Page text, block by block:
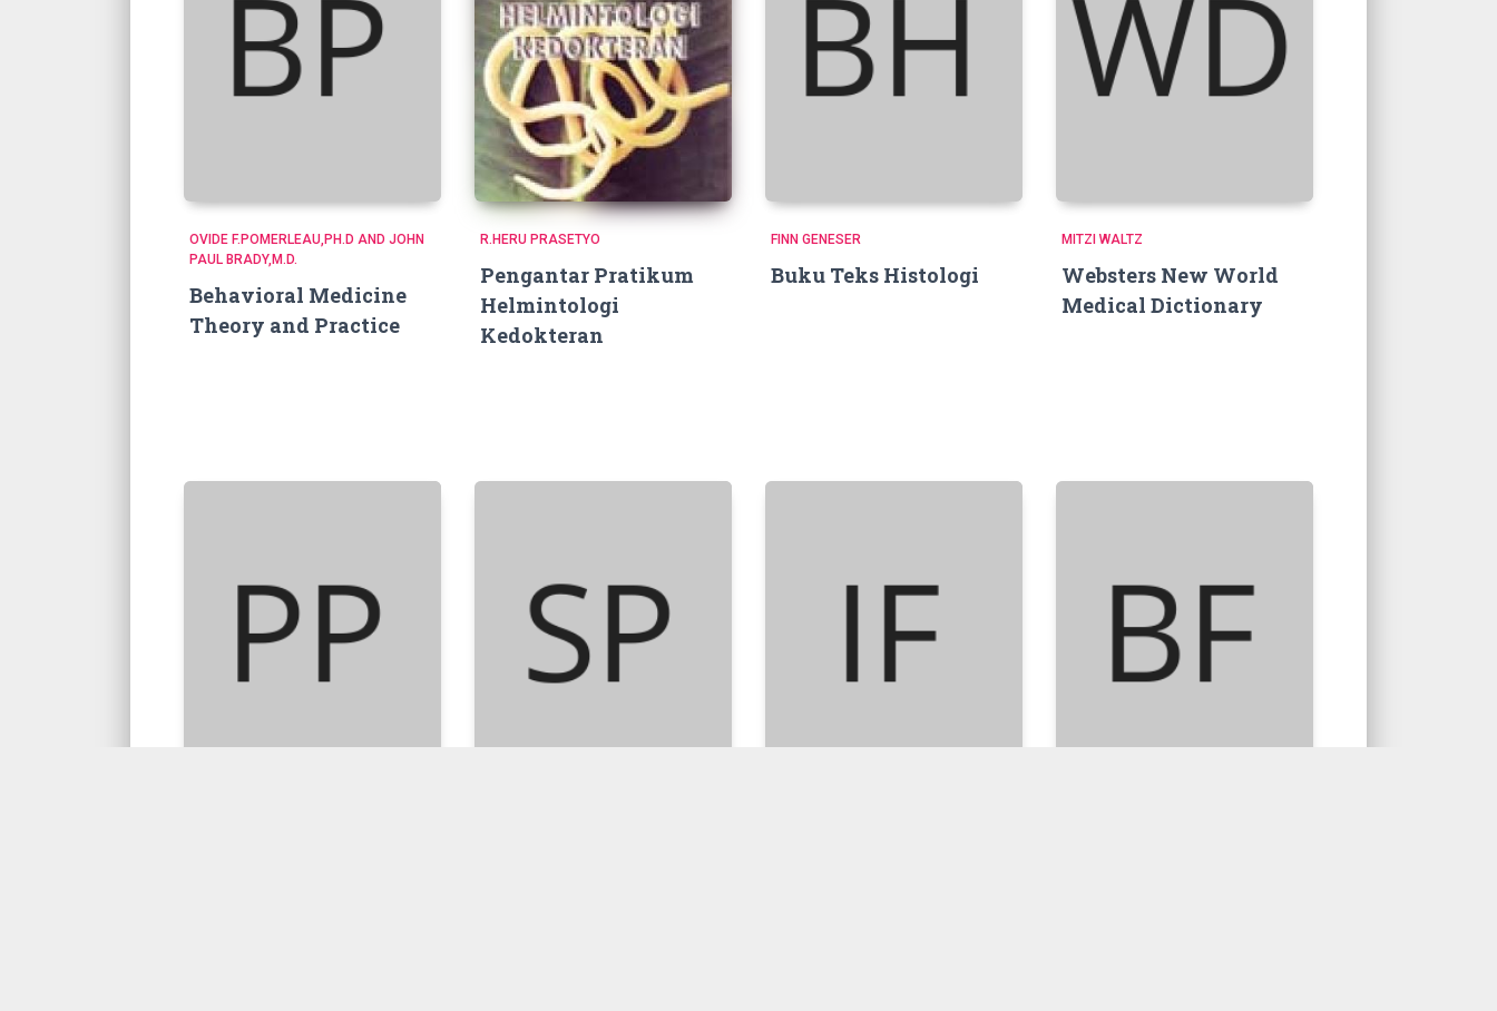
OVIDE F.POMERLEAU,PH.D AND JOHN
PAUL BRADY,M.D.
Behavioral Medicine
Theory and Practice
R.HERU PRASETYO
Pengantar Pratikum
Helmintologi
Kedokteran
FINN GENESER
Buku Teks Histologi
MITZI WALTZ
Websters New World
Medical Dictionary